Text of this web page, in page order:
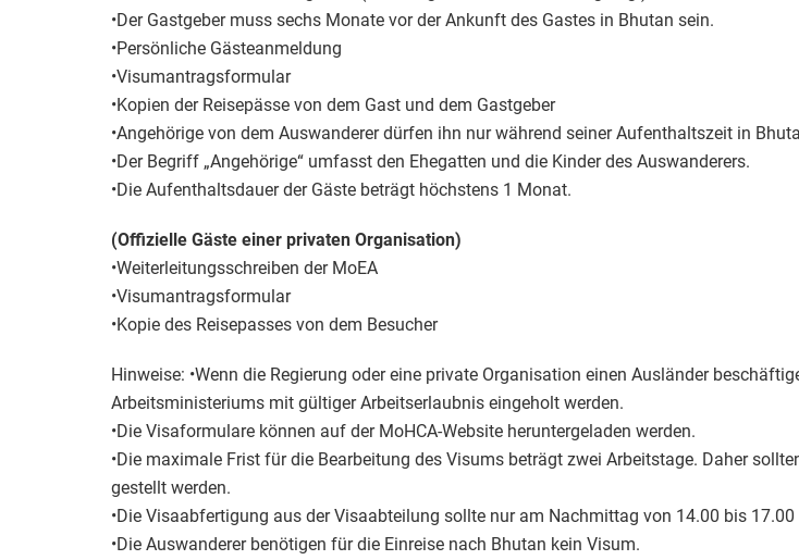
•Der Gastgeber muss sechs Monate vor der Ankunft des Gastes in Bhutan sein.
•Persönliche Gästeanmeldung
•Visumantragsformular
•Kopien der Reisepässe von dem Gast und dem Gastgeber
•Angehörige von dem Auswanderer dürfen ihn nur während seiner Aufenthaltszeit in
•Der Begriff „Angehörige“ umfasst den Ehegatten und die Kinder des Auswanderers.
•Die Aufenthaltsdauer der Gäste beträgt höchstens 1 Monat.
(Offizielle Gäste einer privaten Organisation)
•Weiterleitungsschreiben der MoEA
•Visumantragsformular
•Kopie des Reisepasses von dem Besucher
Hinweise: •Wenn die Regierung oder eine private Organisation einen Ausländer
Arbeitsministeriums mit gültiger Arbeitserlaubnis eingeholt werden.
•Die Visaformulare können auf der MoHCA-Website heruntergeladen werden.
•Die maximale Frist für die Bearbeitung des Visums beträgt zwei Arbeitstage. Daher
gestellt werden.
•Die Visaabfertigung aus der Visaabteilung sollte nur am Nachmittag von 14.00 bis 17.00
•Die Auswanderer benötigen für die Einreise nach Bhutan kein Visum.